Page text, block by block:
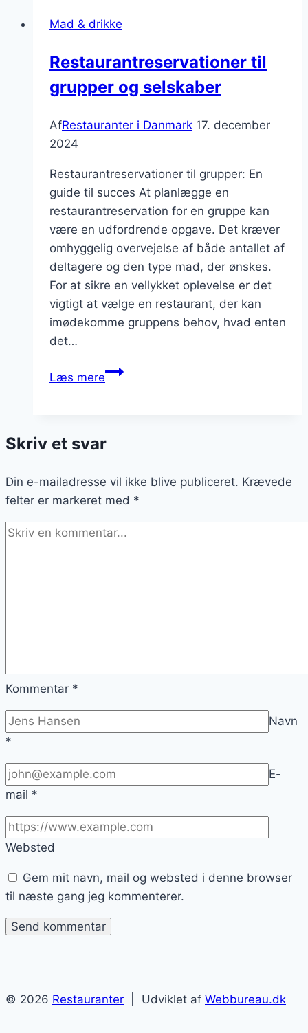
og
i
rosilde
Mad & drikke
Restaurantreservationer til
grupper og selskaber
AfRestauranter i Danmark 17. december
2024
Restaurantreservationer til grupper: En
guide til succes At planlægge en
restaurantreservation for en gruppe kan
være en udfordrende opgave. Det kræver
omhyggelig overvejelse af både antallet af
deltagere og den type mad, der ønskes.
For at sikre en vellykket oplevelse er det
vigtigt at vælge en restaurant, der kan
imødekomme gruppens behov, hvad enten
det…
Læs mereRestaurantreservationer
selskaber
Skriv et svar
Din e-mailadresse vil ikke blive publiceret. Krævede
felter er markeret med *
Kommentar *
Navn
*
E-
mail *
Websted
Gem mit navn, mail og websted i denne browser
til næste gang jeg kommenterer.
© 2026 Restauranter | Udviklet af Webbureau.dk